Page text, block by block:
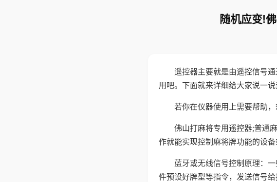
随机应变!
遥控器主要就是由遥控信号
用吧。下面就来详细给大家说一说
若你在仪器使用上需要帮助
佛山打麻将专用遥控器;普通
作就能实现控制麻将牌功能的设备
蓝牙或无线信号控制原理：
件预设好牌型等指令，发送信号